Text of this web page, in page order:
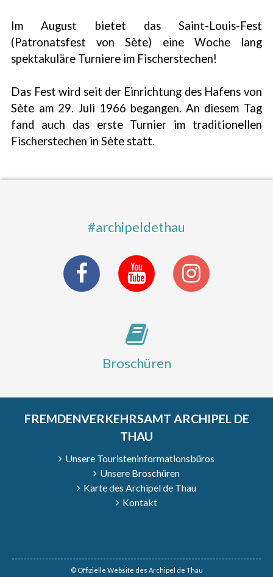
Im August bietet das Saint-Louis-Fest
(Patronatsfest von Sète) eine Woche lang
spektakuläre Turniere im Fischerstechen!
Das Fest wird seit der Einrichtung des Hafens von
Sète am 29. Juli 1966 begangen. An diesem Tag
fand auch das erste Turnier im traditionellen
Fischerstechen in Sète statt.
#archipeldethau
Broschüren
FREMDENVERKEHRSAMT ARCHIPEL DE
THAU
Unsere Touristeninformationsbüros
Unsere Broschüren
Karte des Archipel de Thau
Kontakt
© Offizielle Website des Archipel de Thau